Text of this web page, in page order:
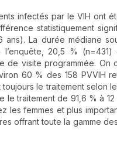
infectés par le VIH ont
statistiquement
ans). La durée médiane
20,5 %
visite programmée. On
60 % des 158 PVVIH
le traitement selon
traitement de 91,6 % à
les femmes et plus
offrant toute la gamme